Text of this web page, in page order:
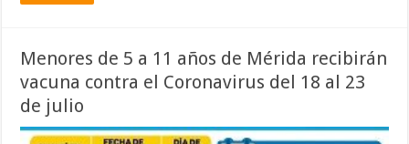
Menores de 5 a 11 años de Mérida recibirán
vacuna contra el Coronavirus del 18 al 23
de julio